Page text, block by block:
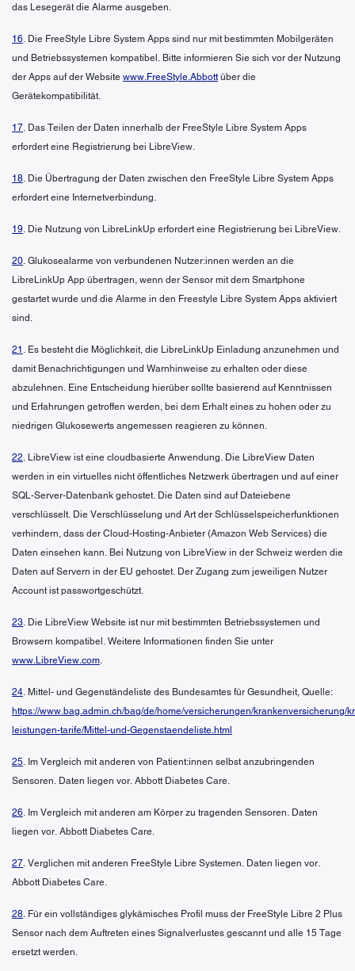
das Lesegerät die Alarme ausgeben.
16 . Die FreeStyle Libre System Apps sind nur mit bestimmten Mobilgeräten
und Betriebssystemen kompatibel. Bitte informieren Sie sich vor der Nutzung
der Apps auf der Website www.FreeStyle.Abbott über die
Gerätekompatibilität.
17 . Das Teilen der Daten innerhalb der FreeStyle Libre System Apps
erfordert eine Registrierung bei LibreView.
18 . Die Übertragung der Daten zwischen den FreeStyle Libre System Apps
erfordert eine Internetverbindung.
19 . Die Nutzung von LibreLinkUp erfordert eine Registrierung bei LibreView.
20 . Glukosealarme von verbundenen Nutzer:innen werden an die
LibreLinkUp App übertragen, wenn der Sensor mit dem Smartphone
gestartet wurde und die Alarme in den Freestyle Libre System Apps aktiviert
sind.
21
. Es besteht die Möglichkeit, die LibreLinkUp Einladung anzunehmen und
damit Benachrichtigungen und Warnhinweise zu erhalten oder diese
abzulehnen. Eine Entscheidung hierüber sollte basierend auf Kenntnissen
und Erfahrungen getroffen werden, bei dem Erhalt eines zu hohen oder zu
niedrigen Glukosewerts angemessen reagieren zu können.
22 . LibreView ist eine cloudbasierte Anwendung. Die LibreView Daten
werden in ein virtuelles nicht öffentliches Netzwerk übertragen und auf einer
SQL-Server-Datenbank gehostet. Die Daten sind auf Dateiebene
verschlüsselt. Die Verschlüsselung und Art der Schlüsselspeicherfunktionen
verhindern, dass der Cloud-Hosting-Anbieter (Amazon Web Services) die
Daten einsehen kann. Bei Nutzung von LibreView in der Schweiz werden die
Daten auf Servern in der EU gehostet. Der Zugang zum jeweiligen Nutzer
Account ist passwortgeschützt.
23 . Die LibreView Website ist nur mit bestimmten Betriebssystemen und
Browsern kompatibel. Weitere Informationen finden Sie unter
www.LibreView.com
24 . Mittel- und Gegenständeliste des Bundesamtes für Gesundheit, Quelle:
https://www.bag.admin.ch/bag/de/home/versicherungen/krankenversicherung/
leistungen-tarife/Mittel-und-Gegenstaendeliste.html
25 . Im Vergleich mit anderen von Patient:innen selbst anzubringenden
Sensoren. Daten liegen vor. Abbott Diabetes Care.
26 . Im Vergleich mit anderen am Körper zu tragenden Sensoren. Daten
liegen vor. Abbott Diabetes Care.
27 . Verglichen mit anderen FreeStyle Libre Systemen. Daten liegen vor.
Abbott Diabetes Care.
28 . Für ein vollständiges glykämisches Profil muss der FreeStyle Libre 2 Plus
Sensor nach dem Auftreten eines Signalverlustes gescannt und alle 15 Tage
ersetzt werden.